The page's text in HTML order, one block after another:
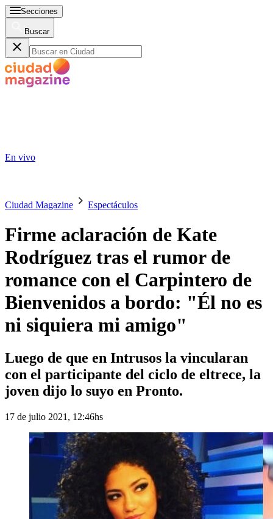
Secciones
Buscar
En vivo
Ciudad Magazine Espectáculos
Firme aclaración de Kate
Rodríguez tras el rumor de
romance con el Carpintero de
Bienvenidos a bordo: "Él no es
ni siquiera mi amigo"
Luego de que en Intrusos la vincularan
con el participante del ciclo de eltrece, la
joven dijo lo suyo en Pronto.
17 de julio 2021, 12:46hs